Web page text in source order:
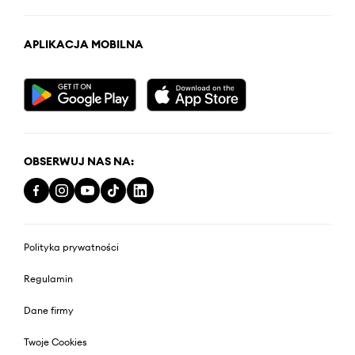
APLIKACJA MOBILNA
OBSERWUJ NAS NA:
Polityka prywatności
Regulamin
Dane firmy
Twoje Cookies